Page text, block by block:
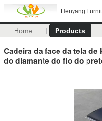
Henyang
Home Products
Cadeira da face da tela
do diamante do fio do